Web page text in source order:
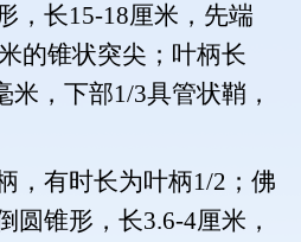
，长15-18厘米，先端
的锥状突尖；叶柄长
米，下部1/3具管状鞘，
，有时长为叶柄1/2；佛
圆锥形，长3.6-4厘米，